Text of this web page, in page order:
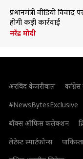
प्रधानमंत्री वीडियो
होगी कड़ी कार्रवाई
नरेंद्र मोदी
अरविंद केजरीवाल
#NewsBytesExclusive
बॉक्स ऑफिस कलेक्शन
लेटेस्ट स्मार्टफोन्स